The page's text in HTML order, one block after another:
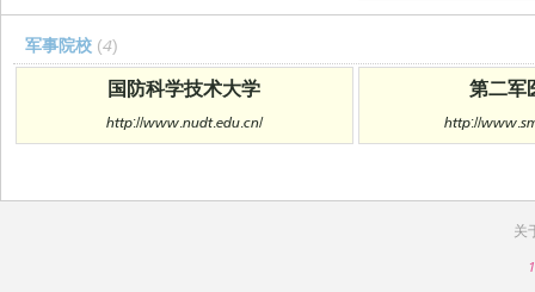
军事院校 (4)
国防科学技术大学
http://www.nudt.edu.cn/
第二军
http://
关